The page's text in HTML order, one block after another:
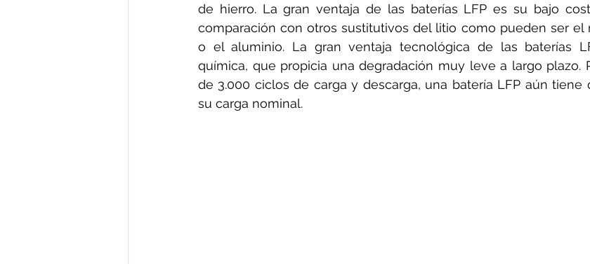
de hierro. La gran ventaja de las baterías LFP es su bajo
comparación con otros sustitutivos del litio como pueden ser el
o el aluminio. La gran ventaja tecnológica de las baterías
química, que propicia una degradación muy leve a largo plazo.
de 3.000 ciclos de carga y descarga, una batería LFP aún tiene
su carga nominal.